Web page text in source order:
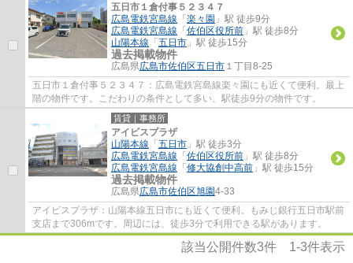
五日市１倉付事５２３４７
広島電鉄宮島線 「 楽々園 」駅 徒歩9分
広島電鉄宮島線 「 佐伯区役所前 」駅 徒歩8分
山陽本線 「 五日市 」駅 徒歩15分
過去掲載物件
広島県広島市佐伯区五日市 １丁目8-25
五日市１倉付事５２３４７：広島電鉄宮島線楽々園にも近くて便利。最上
階の物件です。こだわりの条件として多い、駅徒歩9分の物件です。
賃貸｜事務所
アイビスプラザ
山陽本線 「 五日市 」駅 徒歩3分
広島電鉄宮島線 「 佐伯区役所前 」駅 徒歩8分
広島電鉄宮島線 「 修大協創中高前 」駅 徒歩15分
過去掲載物件
広島県広島市佐伯区旭園4-33
アイビスプラザ：山陽本線五日市にも近くて便利。もみじ銀行五日市駅前
支店まで306mです。周辺には、徒歩3分で利用できる駅があります。
該当公開件数3件 1-3件表示